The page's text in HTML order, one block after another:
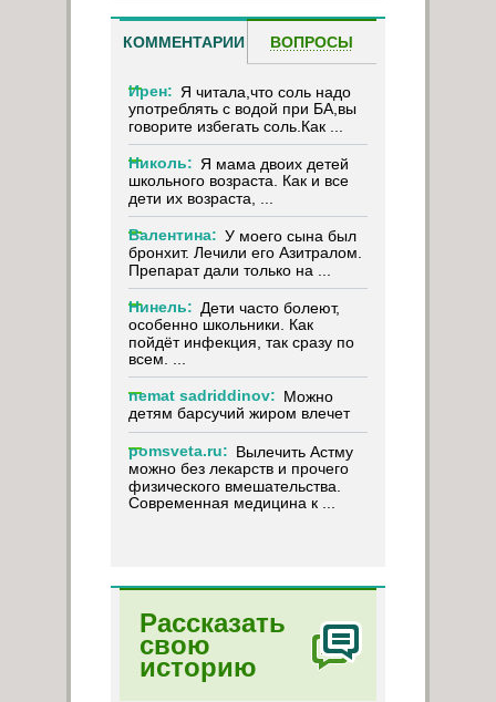
КОММЕНТАРИИ ВОПРОСЫ
Ирен: Я читала,что соль надо
употреблять с водой при БА,вы
говорите избегать соль.Как ...
Николь: Я мама двоих детей
школьного возраста. Как и все
дети их возраста, ...
Валентина: У моего сына был
бронхит. Лечили его Азитралом.
Препарат дали только на ...
Нинель: Дети часто болеют,
особенно школьники. Как
пойдёт инфекция, так сразу по
всем. ...
nemat sadriddinov: Можно
детям барсучий жиром влечет
pomsveta.ru: Вылечить Астму
можно без лекарств и прочего
физического вмешательства.
Современная медицина к ...
Рассказать
свою
историю